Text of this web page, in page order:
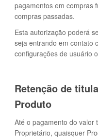
pagamentos em compras
compras passadas.
Esta autorização poderá
seja entrando em contato
configurações de usuário
Retenção de
Produto
Até o pagamento do valor
Proprietário, quaisquer